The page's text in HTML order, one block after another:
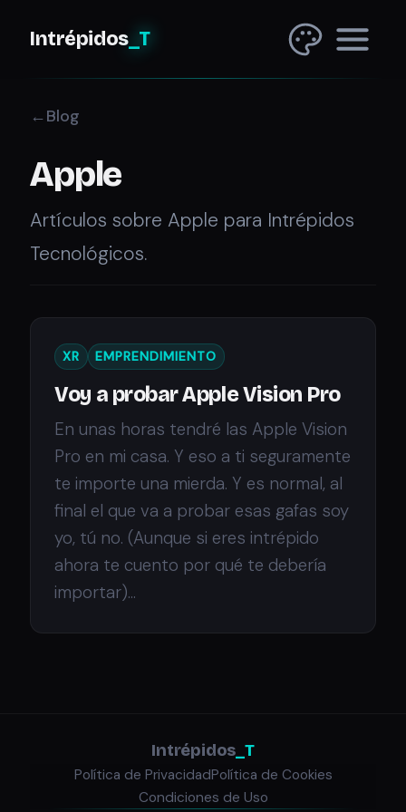
Intrépidos_T
Blog
Apple
Artículos sobre Apple para Intrépidos
Tecnológicos.
XR EMPRENDIMIENTO
Voy a probar Apple Vision Pro
En unas horas tendré las Apple Vision
Pro en mi casa. Y eso a ti seguramente
te importe una mierda. Y es normal, al
final el que va a probar esas gafas soy
yo, tú no. (Aunque si eres intrépido
ahora te cuento por qué te debería
importar)...
Intrépidos _T
Política de PrivacidadPolítica de Cookies
Condiciones de Uso